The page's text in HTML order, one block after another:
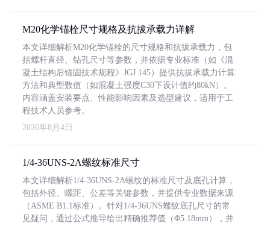
M20化学锚栓尺寸规格及抗拔承载力详解
本文详细解析M20化学锚栓的尺寸规格和抗拔承载力，包
括螺杆直径、钻孔尺寸等参数，并依据专业标准（如《混
凝土结构后锚固技术规程》JGJ 145）提供抗拔承载力计算
方法和典型数值（如混凝土强度C30下设计值约80kN）。
内容涵盖安装要点、性能影响因素及选型建议，适用于工
程技术人员参考。
2026年8月4日
1/4-36UNS-2A螺纹标准尺寸
本文详细解析1/4-36UNS-2A螺纹的标准尺寸及底孔计算，
包括外径、螺距、公差等关键参数，并提供专业数据来源
（ASME B1.1标准）。针对1/4-36UNS螺纹底孔尺寸的常
见疑问，通过公式推导给出精确推荐值（Φ5.18mm），并